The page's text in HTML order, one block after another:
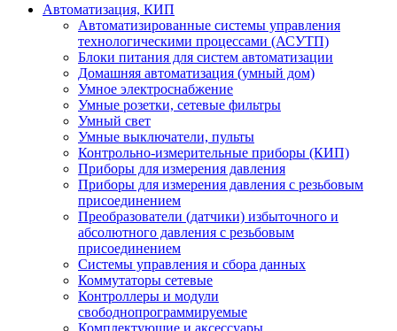
Автоматизация, КИП
Автоматизированные системы управления
технологическими процессами (АСУТП)
Блоки питания для систем автоматизации
Домашняя автоматизация (умный дом)
Умное электроснабжение
Умные розетки, сетевые фильтры
Умный свет
Умные выключатели, пульты
Контрольно-измерительные приборы (КИП)
Приборы для измерения давления
Приборы для измерения давления с резьбовым
присоединением
Преобразователи (датчики) избыточного и
абсолютного давления с резьбовым
присоединением
Системы управления и сбора данных
Коммутаторы сетевые
Контроллеры и модули
свободнопрограммируемые
Комплектующие и аксессуары